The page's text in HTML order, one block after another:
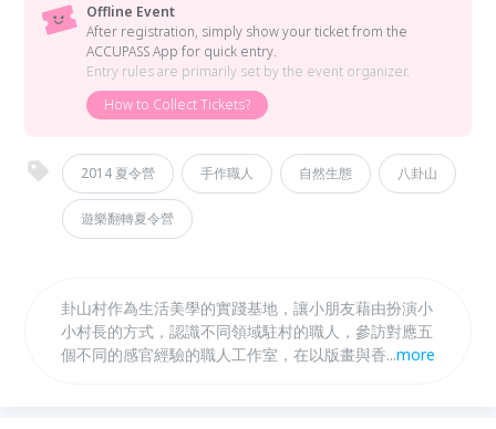
Offline Event
After registration, simply show your ticket from the
ACCUPASS App for quick entry.
Entry rules are primarily set by the event organizer.
How to Collect Tickets?
2014 夏令營 手作職人 自然生態 八卦山
遊樂翻轉夏令營
卦山村作為生活美學的實踐基地，讓小朋友藉由扮演小
小村長的方式，認識不同領域駐村的職人，參訪對應五
個不同的感官經驗的職人工作室，在以版畫與香氛的職
...more